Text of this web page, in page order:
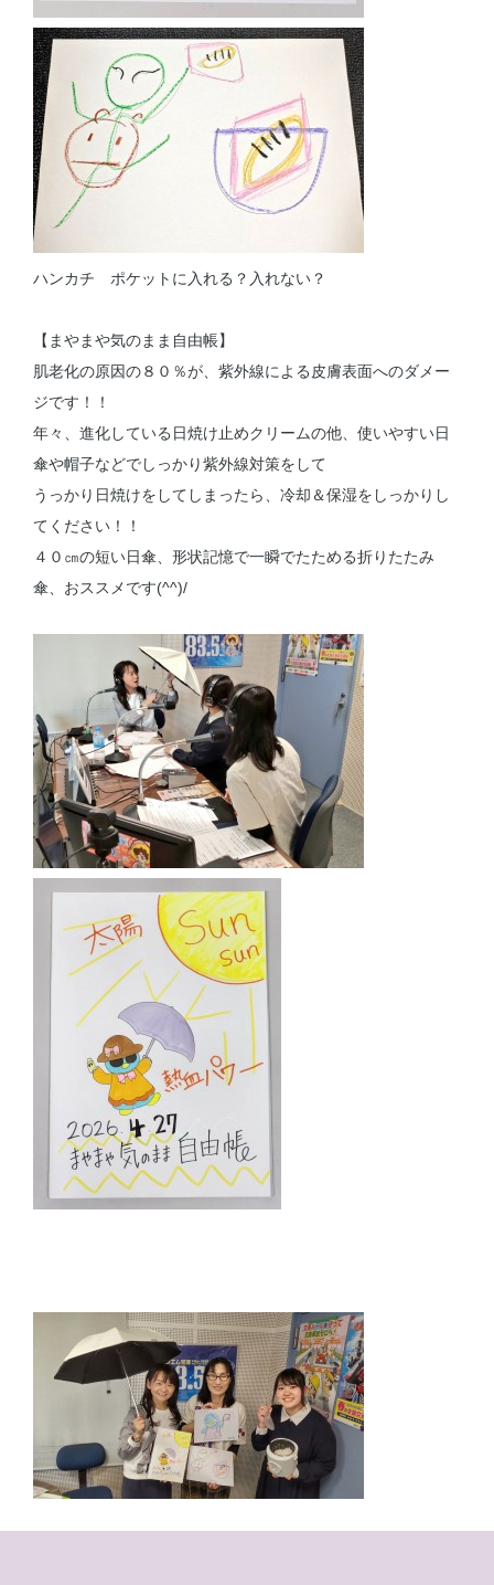
ハンカチ ポケットに入れる？入れない？
【まやまや気のまま自由帳】
肌老化の原因の８０％が、紫外線による皮膚表面へのダメー
ジです！！
年々、進化している日焼け止めクリームの他、使いやすい日
傘や帽子などでしっかり紫外線対策をして
うっかり日焼けをしてしまったら、冷却＆保湿をしっかりし
てください！！
４０㎝の短い日傘、形状記憶で一瞬でたためる折りたたみ
傘、おススメです(^^)/